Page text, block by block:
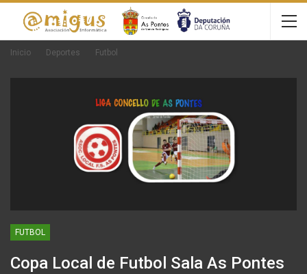
Inicio Deportes Futbol
FUTBOL
Copa Local de Futbol Sala As Pontes